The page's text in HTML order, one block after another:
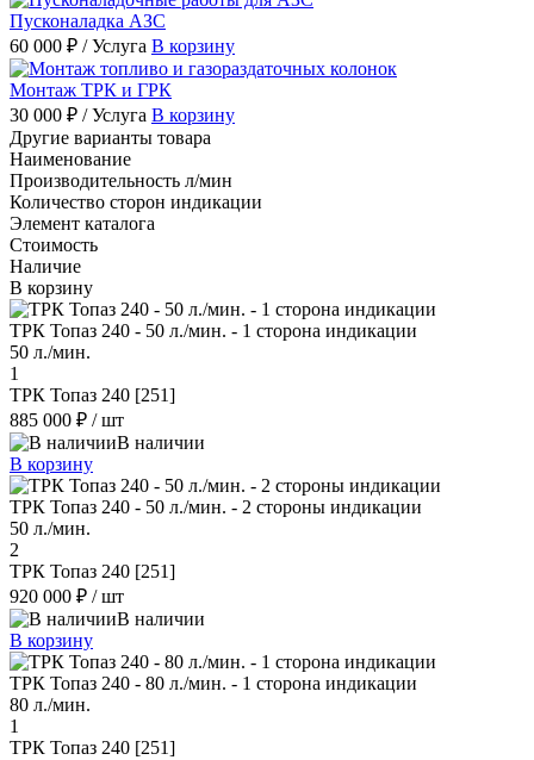
Пусконаладка АЗС
60 000 ₽ / Услуга В корзину
Монтаж ТРК и ГРК
30 000 ₽ / Услуга В корзину
Другие варианты товара
Наименование
Производительность л/мин
Количество сторон индикации
Элемент каталога
Стоимость
Наличие
В корзину
ТРК Топаз 240 - 50 л./мин. - 1 сторона индикации
50 л./мин.
1
ТРК Топаз 240 [251]
885 000 ₽ / шт
В наличии
В корзину
ТРК Топаз 240 - 50 л./мин. - 2 стороны индикации
50 л./мин.
2
ТРК Топаз 240 [251]
920 000 ₽ / шт
В наличии
В корзину
ТРК Топаз 240 - 80 л./мин. - 1 сторона индикации
80 л./мин.
1
ТРК Топаз 240 [251]